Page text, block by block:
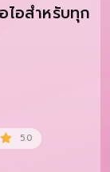
ไอสำหรับทุก
5.0